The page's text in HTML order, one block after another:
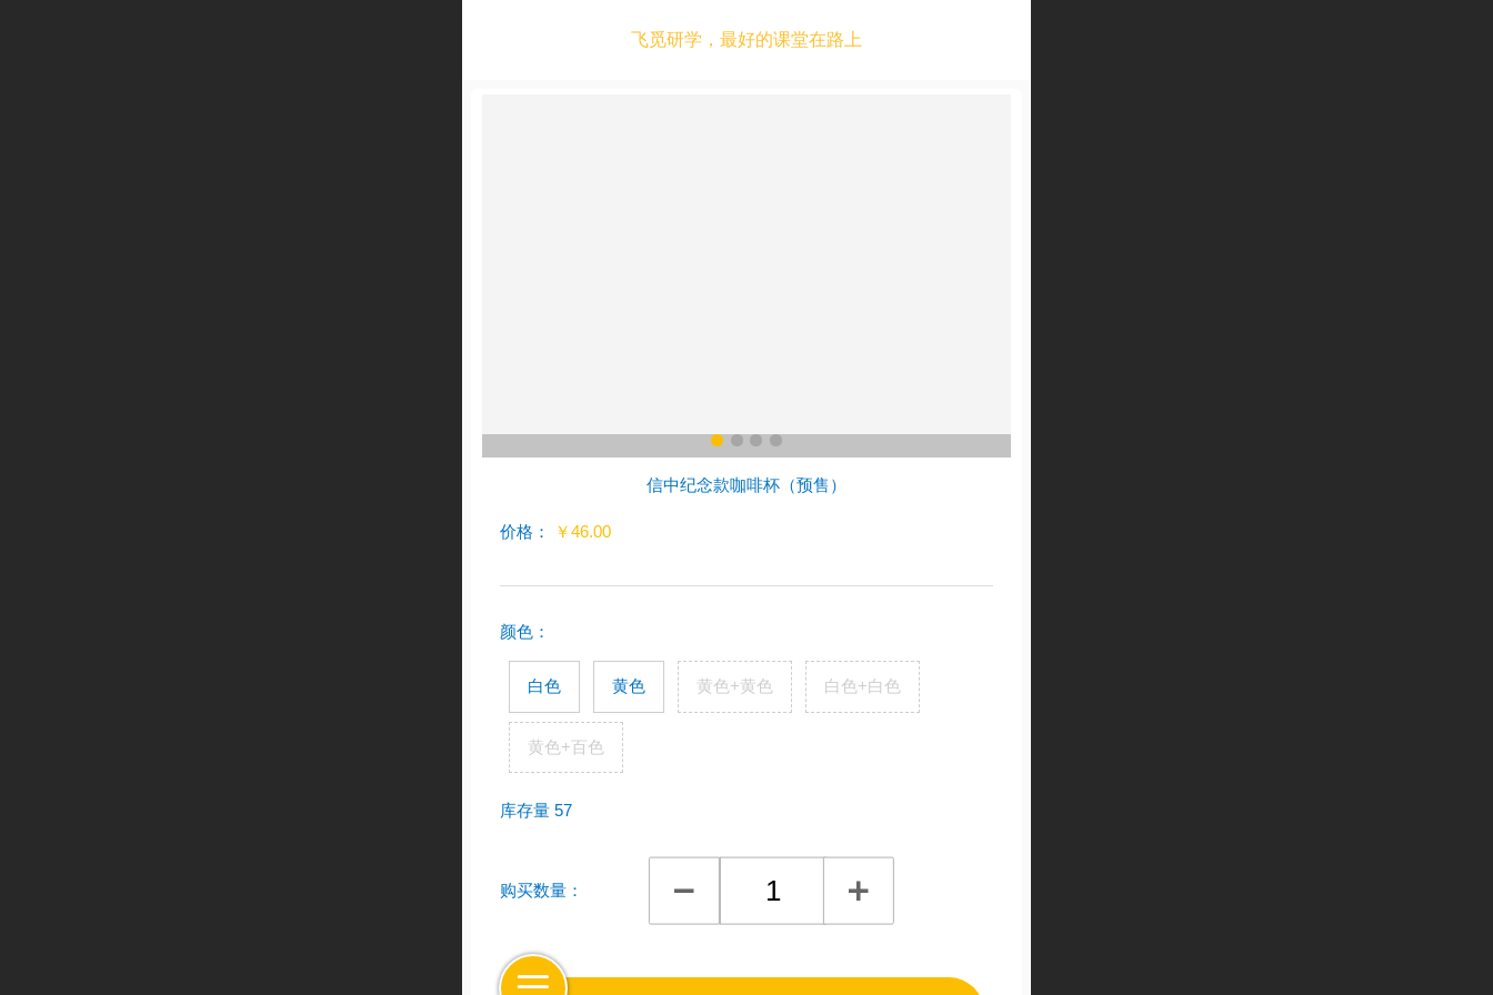
飞觅研学，最好的课堂在路上
信中纪念款咖啡杯（预售）
价格： ￥46.00
颜色 ：
白色 黄色 黄色+黄色 白色+白色
黄色+百色
库存量 57
购买数量：